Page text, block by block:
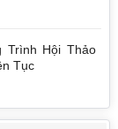
Trình Hội Thảo
Tục